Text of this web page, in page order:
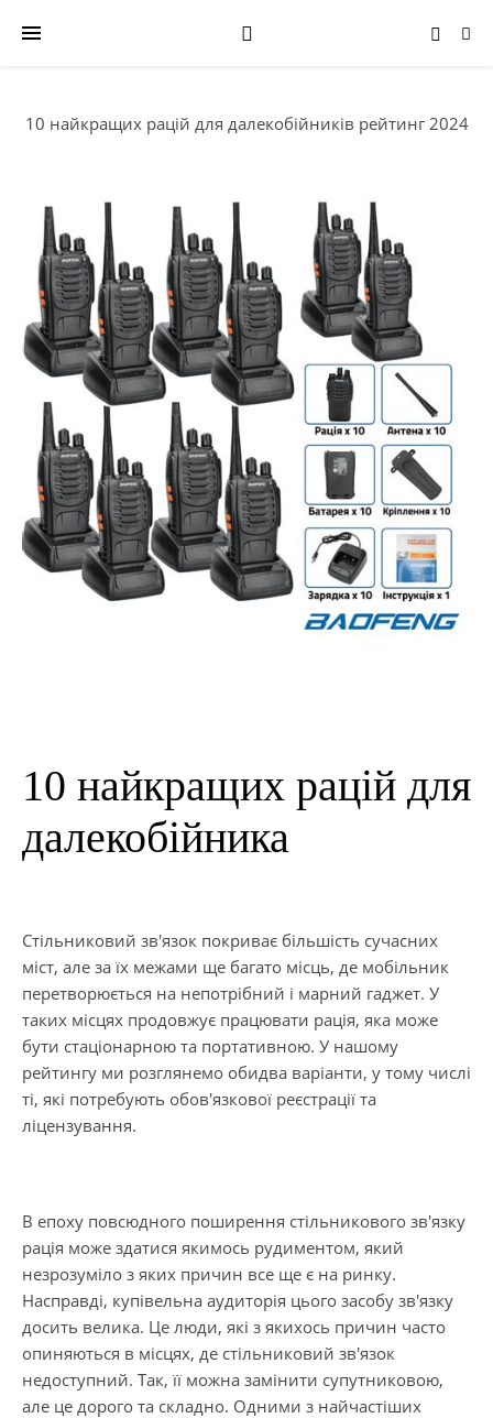
10 найкращих рацій для далекобійників рейтинг 2024
10 найкращих рацій для
далекобійника
Стільниковий зв'язок покриває більшість сучасних
міст, але за їх межами ще багато місць, де мобільник
перетворюється на непотрібний і марний гаджет. У
таких місцях продовжує працювати рація, яка може
бути стаціонарною та портативною. У нашому
рейтингу ми розглянемо обидва варіанти, у тому числі
ті, які потребують обов'язкової реєстрації та
ліцензування.
В епоху повсюдного поширення стільникового зв'язку
рація може здатися якимось рудиментом, який
незрозуміло з яких причин все ще є на ринку.
Насправді, купівельна аудиторія цього засобу зв'язку
досить велика. Це люди, які з якихось причин часто
опиняються в місцях, де стільниковий зв'язок
недоступний. Так, її можна замінити супутниковою,
але це дорого та складно. Одними з найчастіших